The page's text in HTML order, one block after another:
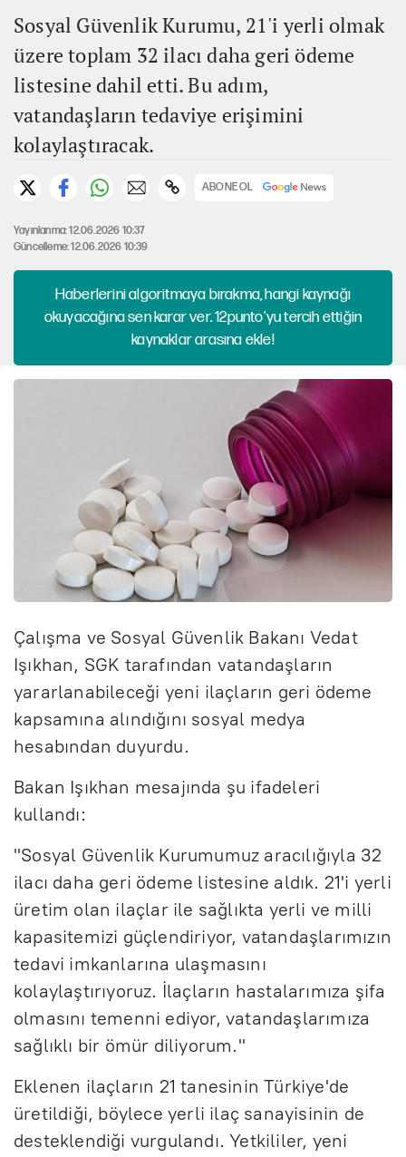
Sosyal Güvenlik Kurumu, 21'i yerli olmak
üzere toplam 32 ilacı daha geri ödeme
listesine dahil etti. Bu adım,
vatandaşların tedaviye erişimini
kolaylaştıracak.
ABONE OL
Yayınlanma: 12.06.2026 10:37
Güncelleme: 12.06.2026 10:39
Haberlerini algoritmaya bırakma, hangi kaynağı
okuyacağına sen karar ver. 12punto'yu tercih ettiğin
kaynaklar arasına ekle!
Çalışma ve Sosyal Güvenlik Bakanı Vedat
Işıkhan, SGK tarafından vatandaşların
yararlanabileceği yeni ilaçların geri ödeme
kapsamına alındığını sosyal medya
hesabından duyurdu.
Bakan Işıkhan mesajında şu ifadeleri
kullandı:
"Sosyal Güvenlik Kurumumuz aracılığıyla 32
ilacı daha geri ödeme listesine aldık. 21'i yerli
üretim olan ilaçlar ile sağlıkta yerli ve milli
kapasitemizi güçlendiriyor, vatandaşlarımızın
tedavi imkanlarına ulaşmasını
kolaylaştırıyoruz. İlaçların hastalarımıza şifa
olmasını temenni ediyor, vatandaşlarımıza
sağlıklı bir ömür diliyorum."
Eklenen ilaçların 21 tanesinin Türkiye'de
üretildiği, böylece yerli ilaç sanayisinin de
desteklendiği vurgulandı. Yetkililer, yeni